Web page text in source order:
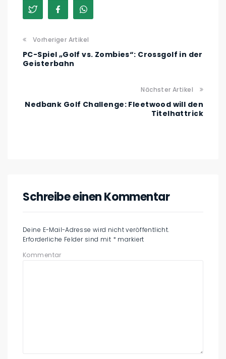
Vorheriger Artikel
PC-Spiel „Golf vs. Zombies“: Crossgolf in der
Geisterbahn
Nächster Artikel
Nedbank Golf Challenge: Fleetwood will den
Titelhattrick
Schreibe einen Kommentar
Deine E-Mail-Adresse wird nicht veröffentlicht.
Erforderliche Felder sind mit * markiert
Kommentar